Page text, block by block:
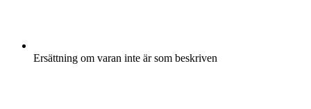
Ersättning om varan inte är som beskriven